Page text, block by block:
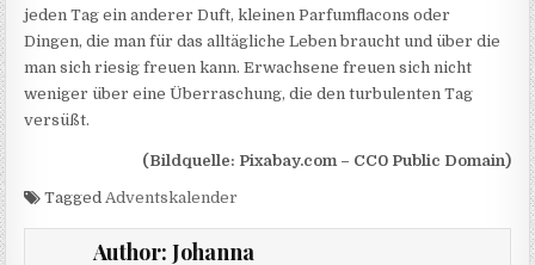
jeden Tag ein anderer Duft, kleinen Parfumflacons oder
Dingen, die man für das alltägliche Leben braucht und über die
man sich riesig freuen kann. Erwachsene freuen sich nicht
weniger über eine Überraschung, die den turbulenten Tag
versüßt.
(Bildquelle: Pixabay.com – CC0 Public Domain)
TaggedAdventskalender
Author: Johanna